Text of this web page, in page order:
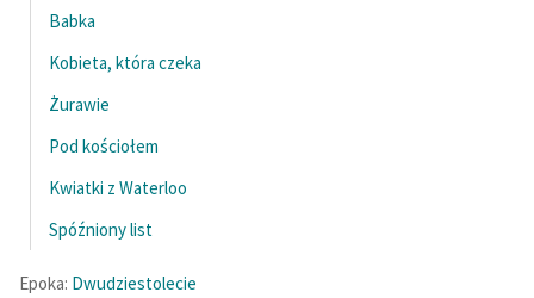
Babka
Kobieta, która czeka
Żurawie
Pod kościołem
Kwiatki z Waterloo
Spóźniony list
Epoka: Dwudziestolecie